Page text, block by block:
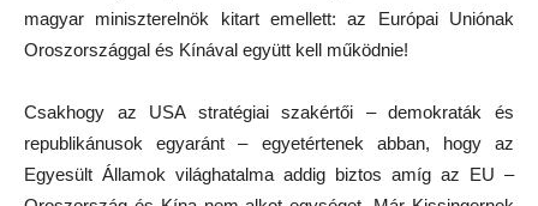
magyar miniszterelnök kitart emellett: az Európai Uniónak
Oroszországgal és Kínával együtt kell működnie!
Csakhogy az USA stratégiai szakértői – demokraták és
republikánusok egyaránt – egyetértenek abban, hogy az
Egyesült Államok világhatalma addig biztos amíg az EU –